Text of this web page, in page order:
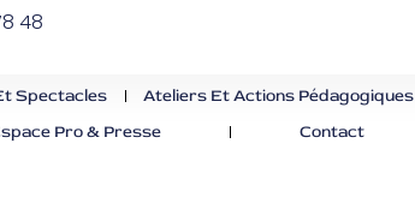
48
Spectacles
Ateliers Et Actions Pédagogiques
Pro & Presse Contact